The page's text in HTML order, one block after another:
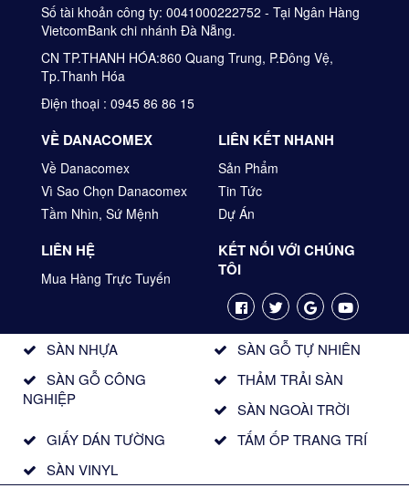
Số tài khoản công ty: 0041000222752 - Tại Ngân Hàng
VietcomBank chi nhánh Đà Nẵng.
CN TP.THANH HÓA:860 Quang Trung, P.Đông Vệ,
Tp.Thanh Hóa
Điện thoại : 0945 86 86 15
VỀ DANACOMEX
Về Danacomex
Vì Sao Chọn Danacomex
Tầm Nhìn, Sứ Mệnh
LIÊN HỆ
Mua Hàng Trực Tuyến
LIÊN KẾT NHANH
Sản Phẩm
Tin Tức
Dự Án
KẾT NỐI VỚI CHÚNG
TÔI
SÀN NHỰA
SÀN GỖ TỰ NHIÊN
SÀN GỖ CÔNG
NGHIỆP
THẢM TRẢI SÀN
SÀN NGOÀI TRỜI
GIẤY DÁN TƯỜNG
TẤM ỐP TRANG TRÍ
SÀN VINYL